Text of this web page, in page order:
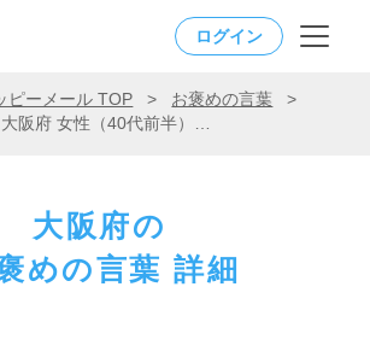
ログイン
ピーメール TOP > お褒めの言葉
>
大阪府の
めの言葉 詳細